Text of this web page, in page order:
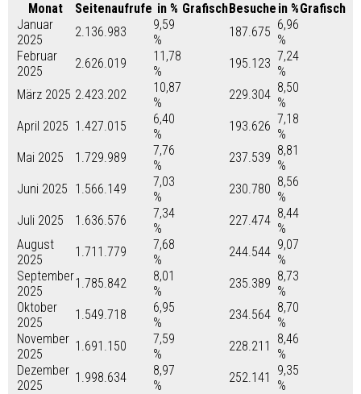
Monat Seitenaufrufe in % GrafischBesuche in %Grafisch
Januar
2025
2.136.983
9,59
%
187.675 6,96
%
Februar
2025
2.626.019
11,78
%
195.123 7,24
%
März 2025 2.423.202
10,87
%
229.304 8,50
%
April 2025 1.427.015
6,40
%
193.626 7,18
%
Mai 2025
1.729.989
7,76
%
237.539 8,81
%
Juni 2025 1.566.149
7,03
%
230.780 8,56
%
Juli 2025
1.636.576
7,34
%
227.474 8,44
%
August
2025
1.711.779
7,68
%
244.544 9,07
%
September
2025
1.785.842
8,01
%
235.389 8,73
%
Oktober
2025
1.549.718
6,95
%
234.564 8,70
%
November
2025
1.691.150
7,59
%
228.211
8,46
%
Dezember
2025
1.998.634
8,97
%
252.141
9,35
%